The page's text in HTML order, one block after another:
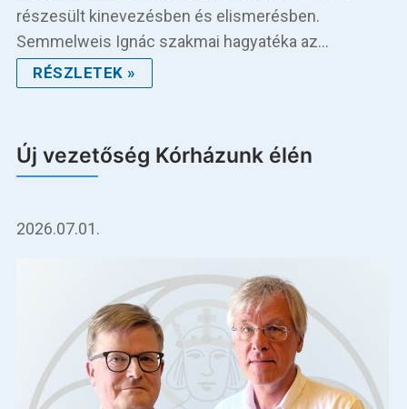
részesült kinevezésben és elismerésben.
Semmelweis Ignác szakmai hagyatéka az…
RÉSZLETEK »
Új vezetőség Kórházunk élén
2026.07.01.